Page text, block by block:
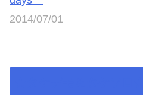
2014/07/01